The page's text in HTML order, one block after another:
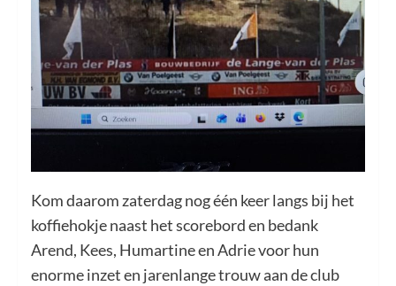
Kom daarom zaterdag nog één keer langs bij het
koffiehokje naast het scorebord en bedank
Arend, Kees, Humartine en Adrie voor hun
enorme inzet en jarenlange trouw aan de club